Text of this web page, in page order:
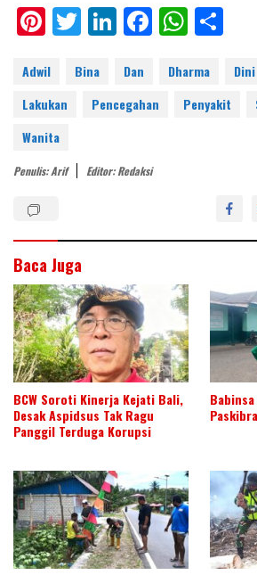
Pi
nt
er
e
st
T
w
itt
er
Li
n
k
e
n
F
ac
b
o
W
h
at
s
ar
e
Adwil Bina Dan Dharma Dini
Lakukan
Pencegahan Penyakit
Wanita
Penulis: Arif Editor: Redaksi
Baca Juga
BCW Soroti Kinerja Kejati Bali,
Desak Aspidsus Tak Ragu
Panggil Terduga Korupsi